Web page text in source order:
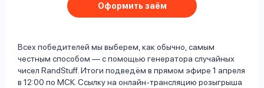
Оформить заём
Всех победителей мы выберем, как обычно, самым
честным способом — с помощью генератора случайных
чисел RandStuff. Итоги подведём в прямом эфире 1 апреля
в 12:00 по МСК. Ссылку на онлайн-трансляцию розыгрыша